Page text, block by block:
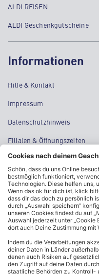
ALDI REISEN
ALDI Geschenkgutscheine
Informationen
Hilfe & Kontakt
Impressum
Datenschutzhinweis
Filialen & Öffnungszeiten
Kontakt
Cookie-Einstellungen
Kundeninformationen
ALDI Nord folgen